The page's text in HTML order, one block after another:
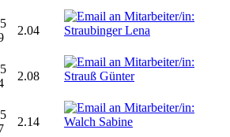
2.04
2.08
2.14